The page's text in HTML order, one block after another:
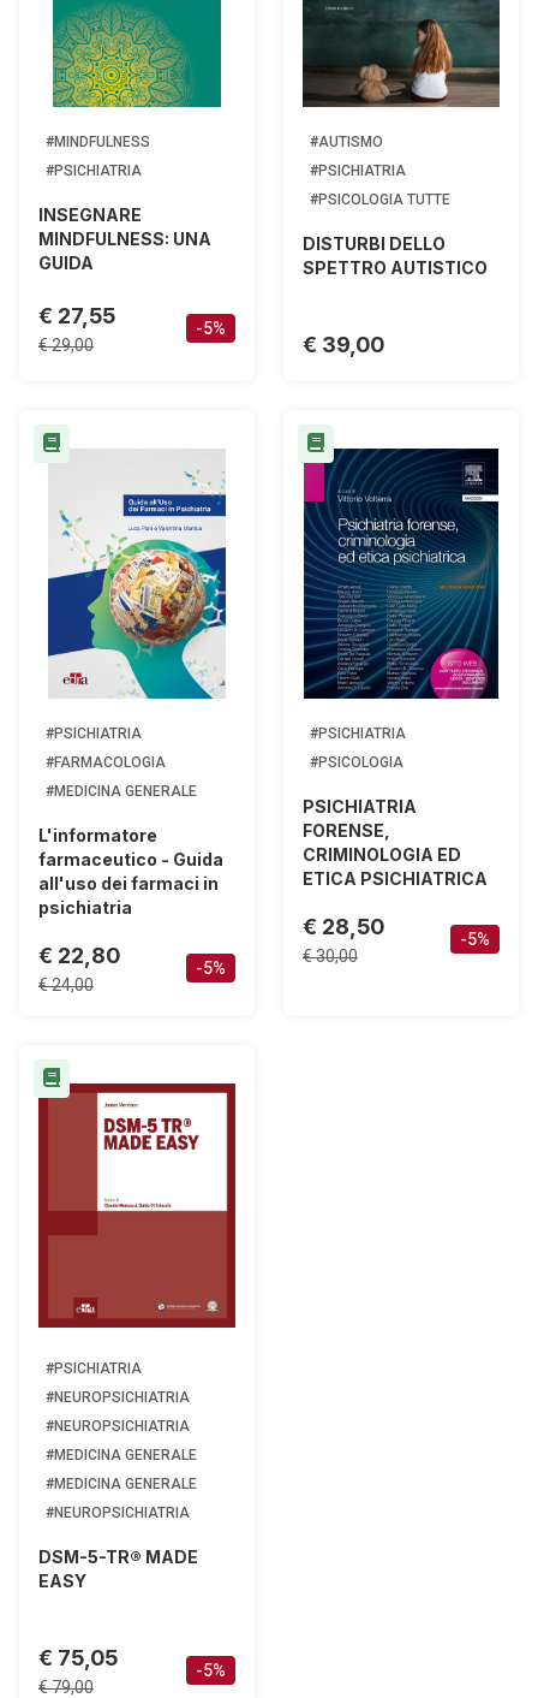
#MINDFULNESS
#PSICHIATRIA
INSEGNARE
MINDFULNESS: UNA
GUIDA
€ 27,55
€ 29,00
-5%
#AUTISMO
#PSICHIATRIA
#PSICOLOGIA TUTTE
DISTURBI DELLO
SPETTRO AUTISTICO
€ 39,00
#PSICHIATRIA
#FARMACOLOGIA
#MEDICINA GENERALE
L'informatore
farmaceutico - Guida
all'uso dei farmaci in
psichiatria
€ 22,80
€ 24,00
-5%
#PSICHIATRIA
#PSICOLOGIA
PSICHIATRIA
FORENSE,
CRIMINOLOGIA ED
ETICA PSICHIATRICA
€ 28,50
€ 30,00
-5%
#PSICHIATRIA
#NEUROPSICHIATRIA
#NEUROPSICHIATRIA
#MEDICINA GENERALE
#MEDICINA GENERALE
#NEUROPSICHIATRIA
DSM-5-TR® MADE
EASY
€ 75,05
€ 79,00
-5%